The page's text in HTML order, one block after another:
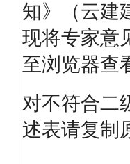
知》（云建
现将专家意
至浏览器查
对不符合二
述表请复制